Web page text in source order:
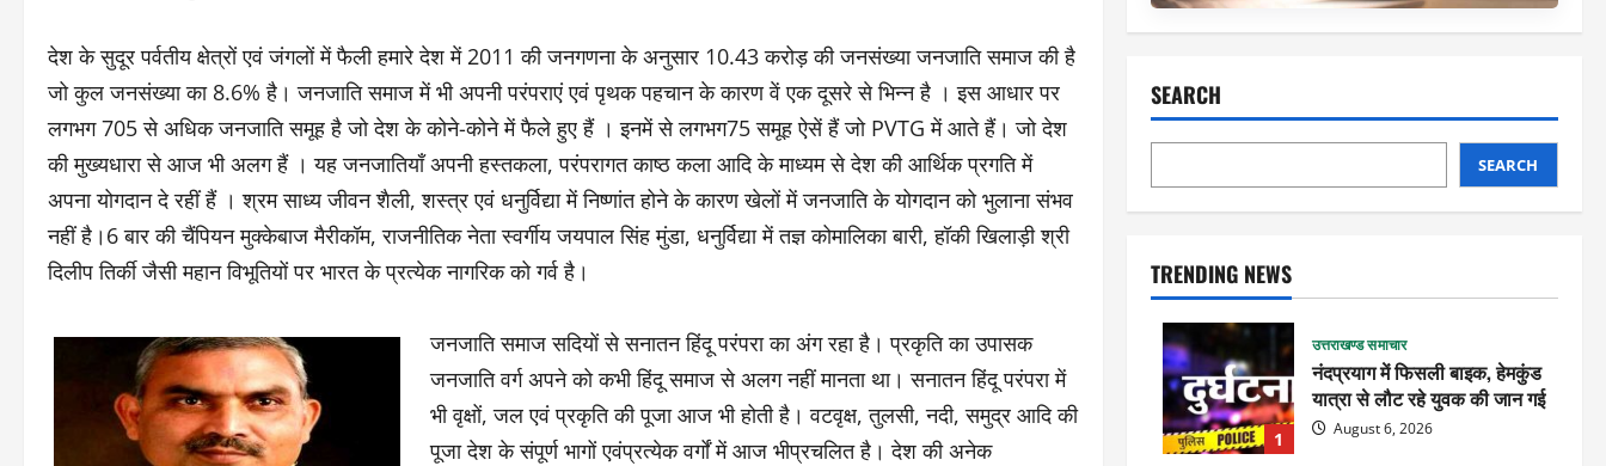
देश के सुदूर पर्वतीय क्षेत्रों एवं जंगलों में फैली हमारे देश में 2011 की जनगणना के अनुसार 10.43 करोड़ की जनसंख्या जनजाति समाज की है
जो कुल जनसंख्या का 8.6% है। जनजाति समाज में भी अपनी परंपराएं एवं पृथक पहचान के कारण वें एक दूसरे से भिन्न है । इस आधार पर
लगभग 705 से अधिक जनजाति समूह है जो देश के कोने-कोने में फैले हुए हैं । इनमें से लगभग75 समूह ऐसें हैं जो PVTG में आते हैं। जो देश
की मुख्यधारा से आज भी अलग हैं । यह जनजातियाँ अपनी हस्तकला, परंपरागत काष्ठ कला आदि के माध्यम से देश की आर्थिक प्रगति में
अपना योगदान दे रहीं हैं । श्रम साध्य जीवन शैली, शस्त्र एवं धनुर्विद्या में निष्णांत होने के कारण खेलों में जनजाति के योगदान को भुलाना संभव
नहीं है।6 बार की चैंपियन मुक्केबाज मैरीकॉम, राजनीतिक नेता स्वर्गीय जयपाल सिंह मुंडा, धनुर्विद्या में तज्ञ कोमालिका बारी, हॉकी खिलाड़ी श्री
दिलीप तिर्की जैसी महान विभूतियों पर भारत के प्रत्येक नागरिक को गर्व है।
जनजाति समाज सदियों से सनातन हिंदू परंपरा का अंग रहा है। प्रकृति का उपासक
जनजाति वर्ग अपने को कभी हिंदू समाज से अलग नहीं मानता था। सनातन हिंदू परंपरा में
भी वृक्षों, जल एवं प्रकृति की पूजा आज भी होती है। वटवृक्ष, तुलसी, नदी, समुद्र आदि की
पूजा देश के संपूर्ण भागों एवंप्रत्येक वर्गों में आज भीप्रचलित है। देश की अनेक
SEARCH
SEARCH
TRENDING NEWS
1
उत्तराखण्ड समाचार
नंदप्रयाग में फिसली बाइक, हेमकुंड
यात्रा से लौट रहे युवक की जान गई
August 6, 2026